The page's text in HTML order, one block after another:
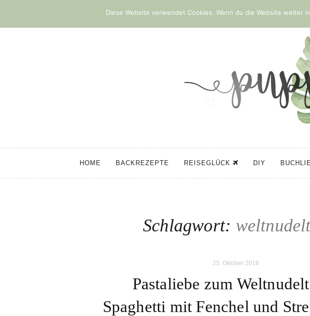
HOME BACKREZEPTE REISEGLÜCK DIY
Schlagwort:
25. Oktober 2016
Pastaliebe zum
Spaghetti mit Fenchel und
Diese Website verwendet Cookies. Wenn du die Website weiter